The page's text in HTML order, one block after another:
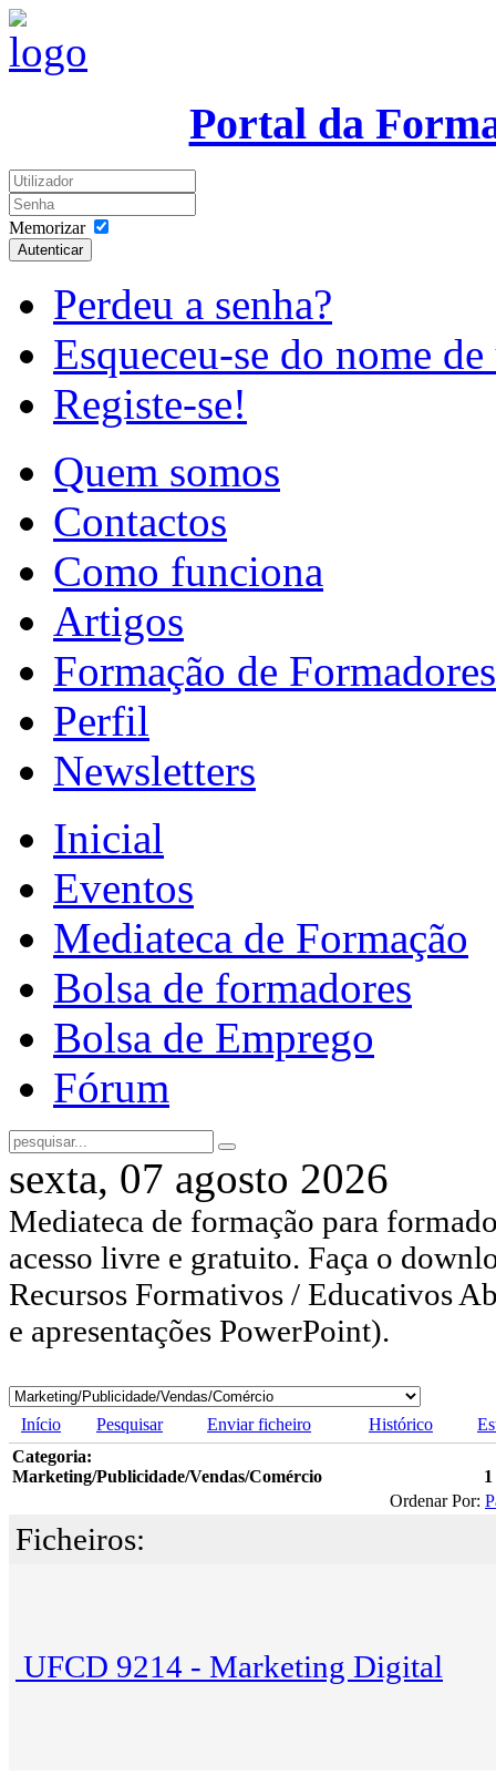
Portal da
Memorizar
Autenticar
Perdeu a senha?
Esqueceu-se do nome
Registe-se!
Quem somos
Contactos
Como funciona
Artigos
Formação de Formadores
Perfil
Newsletters
Inicial
Eventos
Mediateca de Formação
Bolsa de formadores
Bolsa de Emprego
Fórum
sexta, 07 agosto 2026
Mediateca de formação para
acesso livre e gratuito. Faça o
Recursos Formativos / Educativos
e apresentações PowerPoint).
Início Pesquisar Enviar ficheiro Histórico
Categoria:
Marketing/Publicidade/Vendas/Comércio
1
Ordenar Por:
Ficheiros:
UFCD 9214 - Marketing Digital